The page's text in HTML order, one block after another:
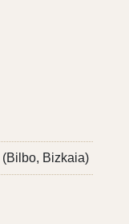
(Bilbo, Bizkaia)